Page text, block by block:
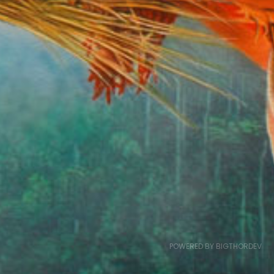
POWERED BY BIGTHORDEV